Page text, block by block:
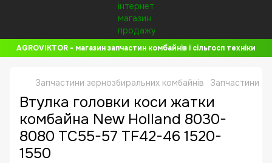
AGROVIKTOR - магазин запчастин комбайнів і сільгосп техніки
Запчастини зернозбиральних комбайнів Запчастини
Втулка головки коси жатки
комбайна New Holland 8030-
8080 TC55-57 TF42-46 1520-
1550